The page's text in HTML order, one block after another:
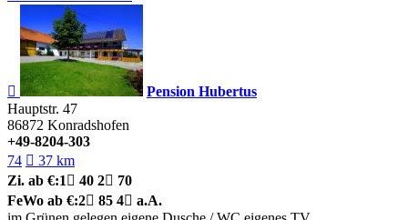

Pension Hubertus
Hauptstr. 47
86872 Konradshofen
+49-8204-303
74  37 km
Zi. ab €:1  40 2 70
FeWo ab €:2 85 4 a.A.